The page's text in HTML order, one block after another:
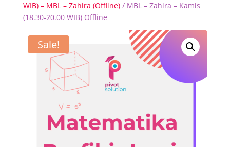
WIB) – MBL – Zahira (Offline)/ MBL – Zahira – Kamis
(18.30-20.00 WIB) Offline
Sale!